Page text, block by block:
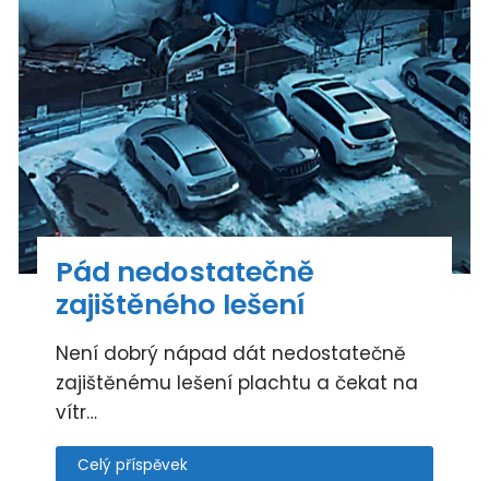
Pád nedostatečně
zajištěného lešení
Není dobrý nápad dát nedostatečně
zajištěnému lešení plachtu a čekat na
vítr…
Celý příspěvek